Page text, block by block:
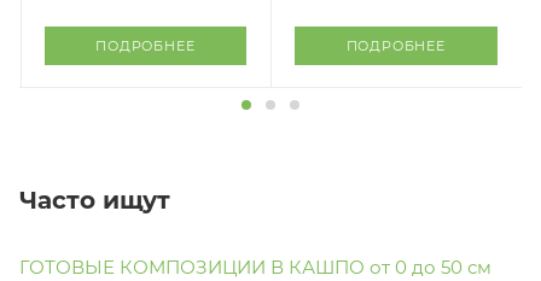
ПОДРОБНЕЕ ПОДРОБНЕЕ
Часто ищут
ГОТОВЫЕ КОМПОЗИЦИИ В КАШПО от 0 до 50 см